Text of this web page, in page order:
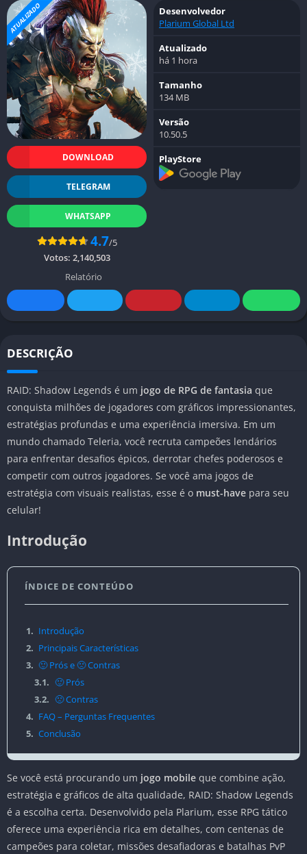
ATUALIZADO
DOWNLOAD
TELEGRAM
WHATSAPP
4.7/5
Votos: 2,140,503
Relatório
Desenvolvedor
Plarium Global Ltd
Atualizado
há 1 hora
Tamanho
134 MB
Versão
10.50.5
PlayStore
DESCRIÇÃO
RAID: Shadow Legends é um jogo de RPG de fantasia que
conquista milhões de jogadores com gráficos impressionantes,
estratégias profundas e uma experiência imersiva. Em um
mundo chamado Teleria, você recruta campeões lendários
para enfrentar desafios épicos, derrotar chefes poderosos e
competir com outros jogadores. Se você ama jogos de
estratégia com visuais realistas, esse é o must-have para seu
celular!
Introdução
ÍNDICE DE CONTEÚDO
1. Introdução
2. Principais Características
3. 🙂 Prós e 🙁 Contras
3.1. 🙂 Prós
3.2. 🙁 Contras
4. FAQ – Perguntas Frequentes
5. Conclusão
Se você está procurando um jogo mobile que combine ação,
estratégia e gráficos de alta qualidade, RAID: Shadow Legends
é a escolha certa. Desenvolvido pela Plarium, esse RPG tático
oferece uma experiência rica em detalhes, com centenas de
campeões para coletar, missões desafiadoras e batalhas PvP